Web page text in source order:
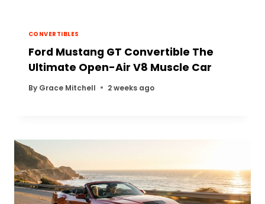
CONVERTIBLES
Ford Mustang GT Convertible The
Ultimate Open-Air V8 Muscle Car
By Grace Mitchell 2 weeks ago